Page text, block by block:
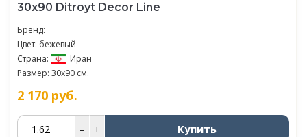
30х90 Ditroyt Decor Line
Бренд:
Цвет: бежевый
Страна:
Иран
Размер: 30x90 см.
2 170 руб.
– + Купить